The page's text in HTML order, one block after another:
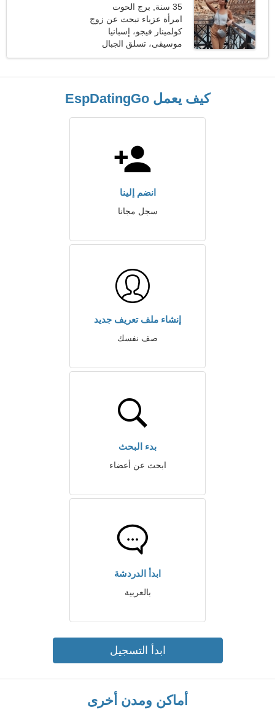
35 سنة, برج الحوت
امرأة عزباء تبحث عن زوج
كولمينار فيجو، إسبانيا
موسيقى، تسلق الجبال
كيف يعمل EspDatingGo
انضم إلينا
سجل مجانا
إنشاء ملف تعريف جديد
صف نفسك
بدء البحث
ابحث عن أعضاء
ابدأ الدردشة
بالعربية
ابدأ التسجيل
أماكن ومدن أخرى